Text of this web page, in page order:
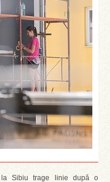
la Sibiu trage linie după o